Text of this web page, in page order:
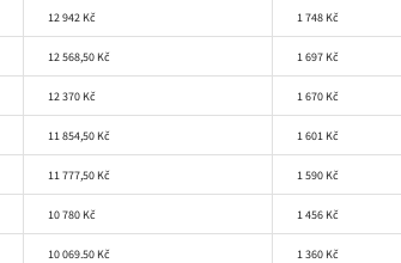
12 942 Kč 1 748 Kč
12 568,50 Kč 1 697 Kč
12 370 Kč 1 670 Kč
11 854,50 Kč 1 601 Kč
11 777,50 Kč 1 590 Kč
10 780 Kč 1 456 Kč
10 069.50 Kč 1 360 Kč